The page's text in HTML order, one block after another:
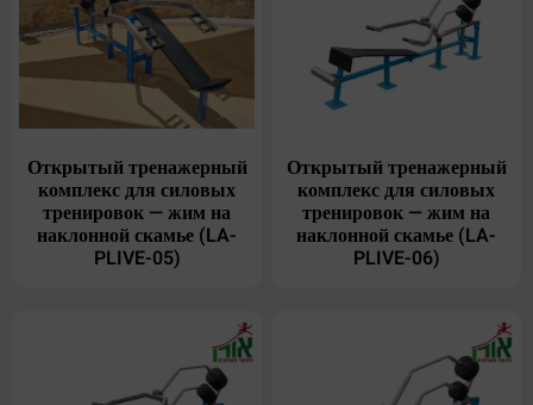
Открытый тренажерный
комплекс для силовых
тренировок — жим на
наклонной скамье (LA-
PLIVE-05)
Открытый тренажерный
комплекс для силовых
тренировок — жим на
наклонной скамье (LA-
PLIVE-06)